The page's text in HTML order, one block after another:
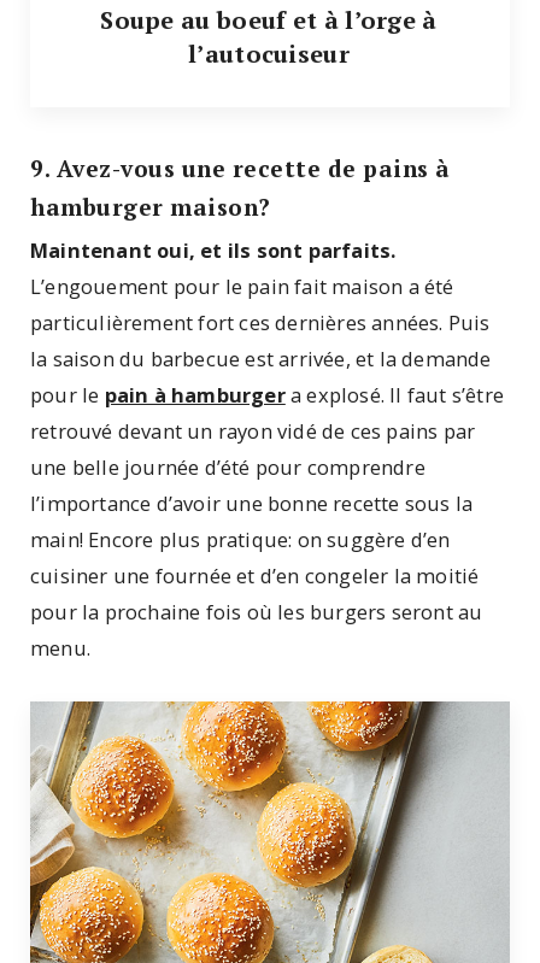
Soupe au boeuf et à l’orge à
l’autocuiseur
9. Avez-vous une recette de pains à
hamburger maison?
Maintenant oui, et ils sont parfaits.
L’engouement pour le pain fait maison a été
particulièrement fort ces dernières années. Puis
la saison du barbecue est arrivée, et la demande
pour le pain à hamburgera explosé. Il faut s’être
retrouvé devant un rayon vidé de ces pains par
une belle journée d’été pour comprendre
l’importance d’avoir une bonne recette sous la
main! Encore plus pratique: on suggère d’en
cuisiner une fournée et d’en congeler la moitié
pour la prochaine fois où les burgers seront au
menu.